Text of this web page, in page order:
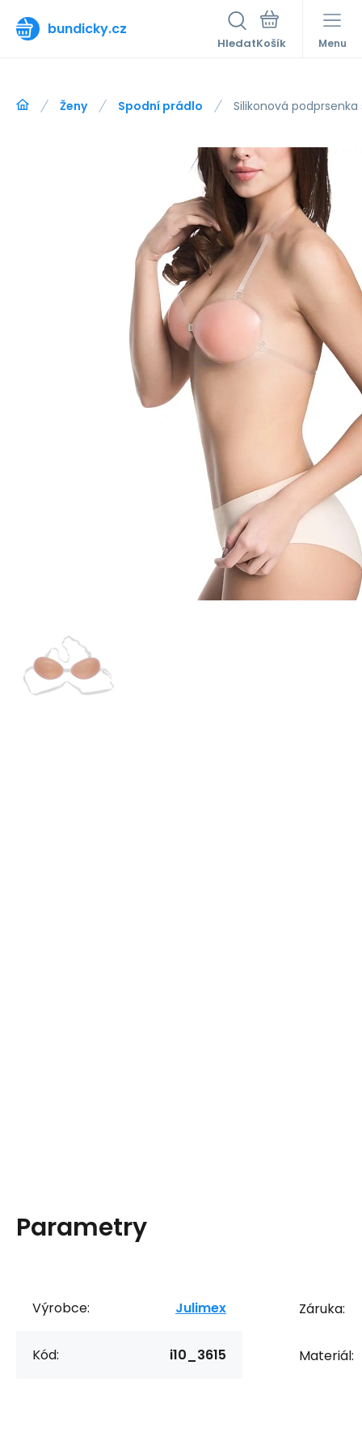
bundicky.cz
Hledat Menu
Ženy Spodní prádlo Silikonová
Parametry
Výrobce: Julimex
Kód: i10_3615
Záruka:
Materiál: